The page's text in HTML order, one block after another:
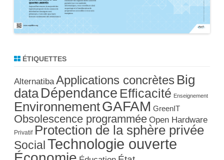
ÉTIQUETTES
Alternatiba Applications concrètes Big
data Dépendance Efficacité Enseignement
EnvironnementGAFAM GreenIT
Obsolescence programmée Open Hardware
Privatif Protection de la sphère privée
Social Technologie ouverte